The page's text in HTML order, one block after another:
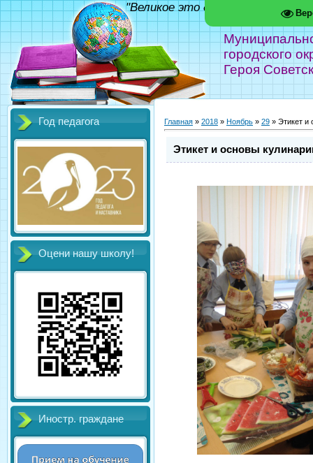
городского
Героя
"Великое это дело - школа!"
Год педагога
Оцени нашу школу!
Иностр. граждане
Главная » 2018 » Ноябрь » 29 » Этикет и
Этикет и основы